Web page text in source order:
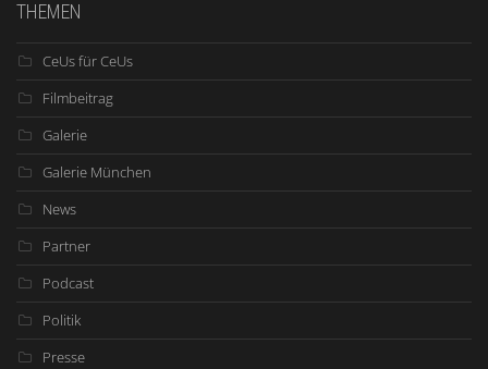
THEMEN
CeUs für CeUs
Filmbeitrag
Galerie
Galerie München
News
Partner
Podcast
Politik
Presse